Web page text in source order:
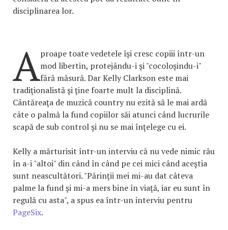
disciplinarea lor.
Aproape toate vedetele îşi cresc copiii într-un
mod libertin, protejându-i şi "cocoloşindu-i"
fără măsură. Dar Kelly Clarkson este mai
tradiţionalistă şi ţine foarte mult la disciplină.
Cântăreaţa de muzică country nu ezită să le mai ardă
câte o palmă la fund copiilor săi atunci când lucrurile
scapă de sub control şi nu se mai înţelege cu ei.
Kelly a mărturisit într-un interviu că nu vede nimic rău
în a-i "altoi" din când în când pe cei mici când aceştia
sunt neascultători. "Părinţii mei mi-au dat câteva
palme la fund şi mi-a mers bine în viaţă, iar eu sunt în
regulă cu asta", a spus ea într-un interviu pentru
PageSix.